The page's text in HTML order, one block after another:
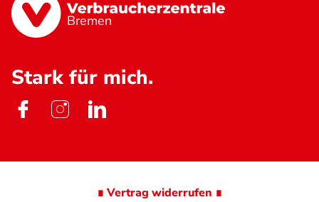
Bremen
Stark für mich.
∎ Vertrag widerrufen ∎